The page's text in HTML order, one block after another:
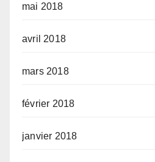
mai 2018
avril 2018
mars 2018
février 2018
janvier 2018